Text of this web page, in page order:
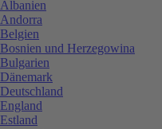
Albanien
Andorra
Belgien
Bosnien und Herzegowina
Bulgarien
Dänemark
Deutschland
England
Estland